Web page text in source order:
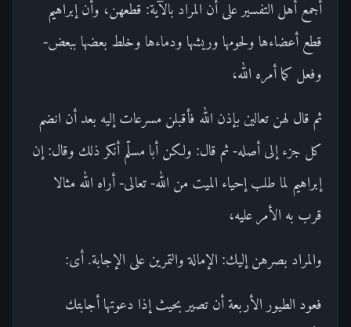
أجمع أهل التفسير على أن المراد بالآية: قطعهن، وأن إبراهيم
قطع أعضاءها ولحومها وريشها ودماءها وخلط بعضها ببعض-
وفعل كما أمره الله،
ثم قال لهن تعالين بإذن الله فأقبلن مسرعات إليه بعد أن انضم
كل جزء إلى أصله- ثم قال: ولكن أبا مسلّم أنكر ذلك وقال: إن
إبراهيم لما طلب إحياء الميت من الله- تعالى- أراه الله مثالا
قرب به الأمر عليه،
والمراد بصرهن إليك: الإمالة والتمرين على الإجابة. أى:
فعود الطيور الأربعة أن تصير بحيث إذا دعوتها أجابتك